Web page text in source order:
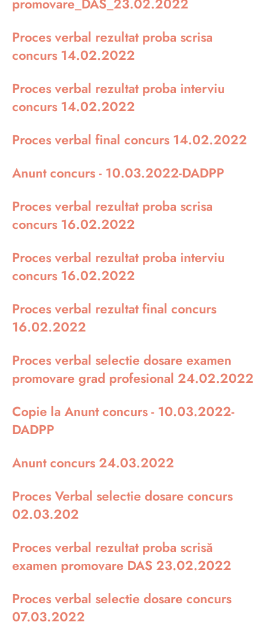
promovare_DAS_23.02.2022
Proces verbal rezultat proba scrisa
concurs 14.02.2022
Proces verbal rezultat proba interviu
concurs 14.02.2022
Proces verbal final concurs 14.02.2022
Anunt concurs - 10.03.2022-DADPP
Proces verbal rezultat proba scrisa
concurs 16.02.2022
Proces verbal rezultat proba interviu
concurs 16.02.2022
Proces verbal rezultat final concurs
16.02.2022
Proces verbal selectie dosare examen
promovare grad profesional 24.02.2022
Copie la Anunt concurs - 10.03.2022-
DADPP
Anunt concurs 24.03.2022
Proces Verbal selectie dosare concurs
02.03.202
Proces verbal rezultat proba scrisă
examen promovare DAS 23.02.2022
Proces verbal selectie dosare concurs
07.03.2022